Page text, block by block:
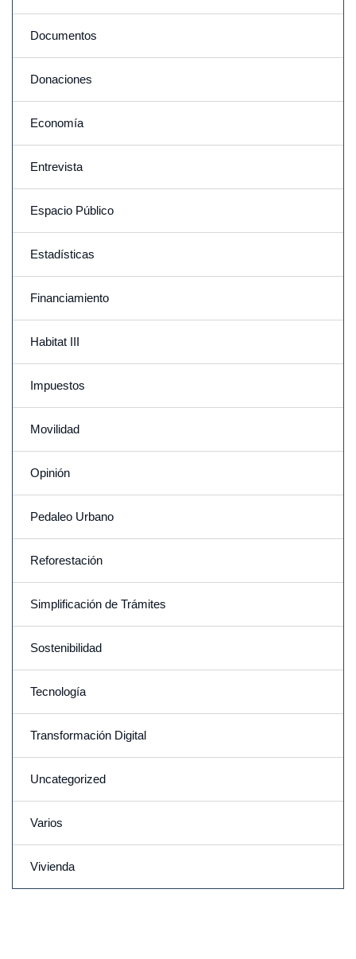
Documentos
Donaciones
Economía
Entrevista
Espacio Público
Estadísticas
Financiamiento
Habitat III
Impuestos
Movilidad
Opinión
Pedaleo Urbano
Reforestación
Simplificación de Trámites
Sostenibilidad
Tecnología
Transformación Digital
Uncategorized
Varios
Vivienda